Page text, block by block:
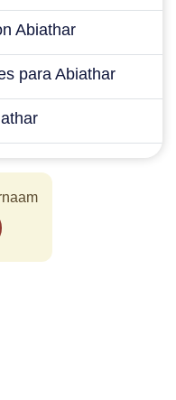
Abiathar
para Abiathar